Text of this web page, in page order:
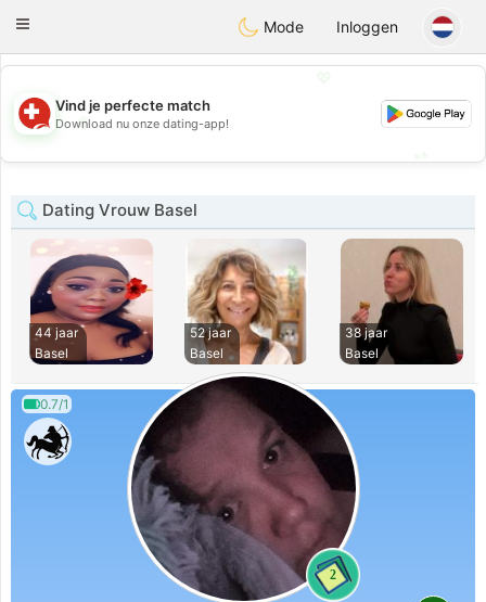
Suissi
Toggle
Mode Inloggen
💖
💕
Vind je perfecte match
Download nu onze dating-app!
Dating Vrouw Basel
44 jaar
Basel
52 jaar
Basel
38 jaar
Basel
0.7/1
2